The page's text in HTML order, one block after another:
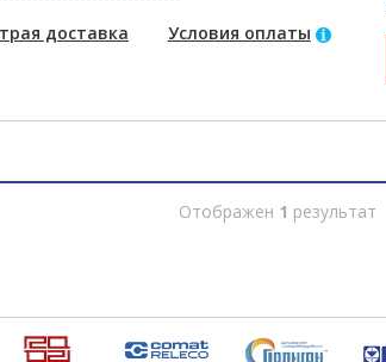
доставка
Условия оплаты
Отображен 1 результат